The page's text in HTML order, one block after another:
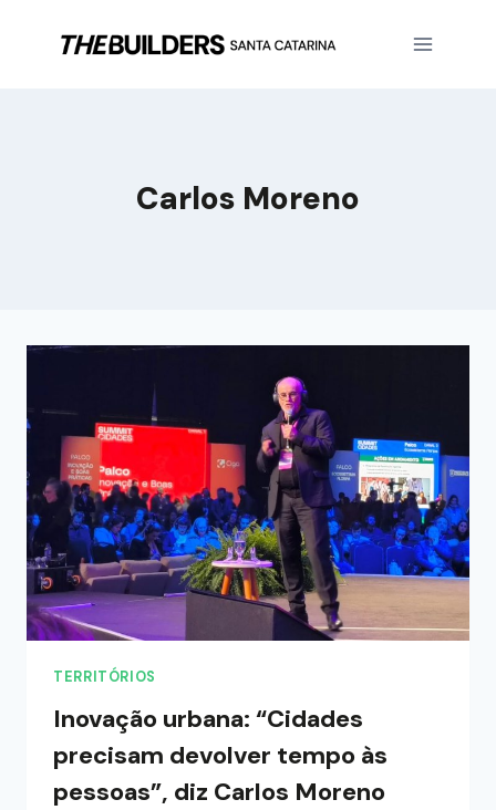
Carlos Moreno
TERRITÓRIOS
Inovação urbana: “Cidades
precisam devolver tempo às
pessoas”, diz Carlos Moreno